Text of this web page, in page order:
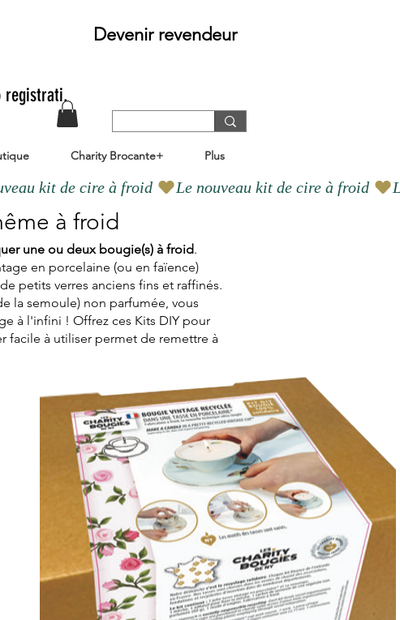
registrati.
Devenir revendeur
Charity Brocante+ Plus
à froid
une ou deux bougie(s) à froid.
en porcelaine (ou en faïence)
petits verres anciens fins et raffinés.
la semoule) non parfumée, vous
à l'infini ! Offrez ces Kits DIY pour
facile à utiliser permet de remettre à